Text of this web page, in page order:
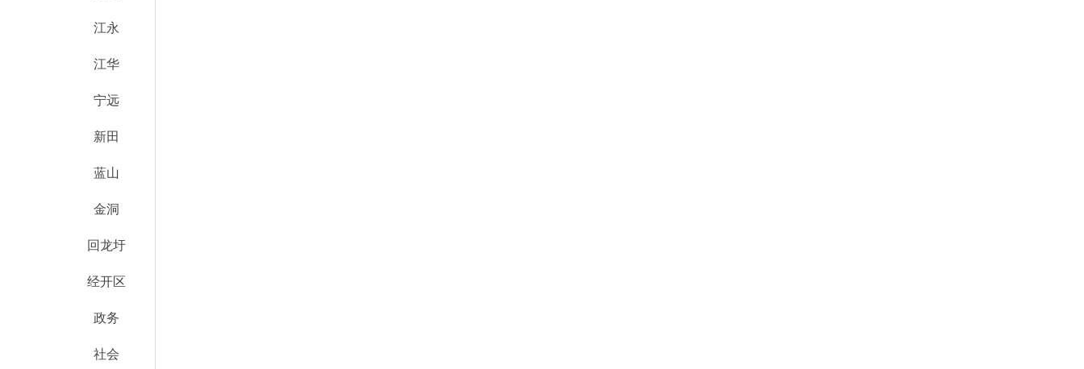
江永
江华
宁远
新田
蓝山
金洞
回龙圩
经开区
政务
社会